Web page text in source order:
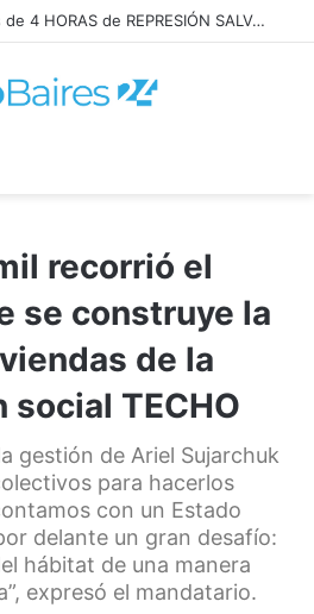
LEY DE TIERRAS: más de 4 HORAS de REPRESIÓN SALVAJE en el CONGRESO
recorrió el
se construye la
de la
social TECHO
gestión de Ariel Sujarchuk
para hacerlos
con un Estado
delante un gran desafío:
hábitat de una manera
expresó el mandatario.